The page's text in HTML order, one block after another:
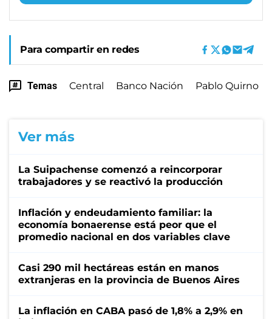
Para compartir en redes
Temas Central Banco Nación Pablo Quirno
Ver más
La Suipachense comenzó a reincorporar
trabajadores y se reactivó la producción
Inflación y endeudamiento familiar: la
economía bonaerense está peor que el
promedio nacional en dos variables clave
Casi 290 mil hectáreas están en manos
extranjeras en la provincia de Buenos Aires
La inflación en CABA pasó de 1,8% a 2,9% en